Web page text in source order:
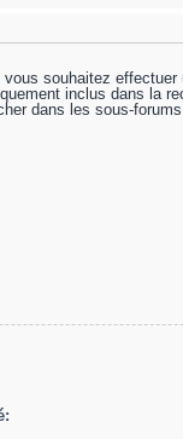
souhaitez effectuer
inclus dans la
dans les sous-